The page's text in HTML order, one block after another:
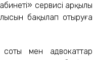
сервисі арқылы
бақылап отыруға
мен адвокаттар